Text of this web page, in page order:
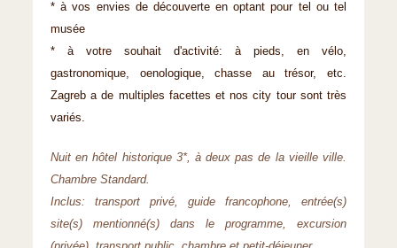
* à vos envies de découverte en optant pour tel ou tel
musée
* à votre souhait d'activité: à pieds, en vélo,
gastronomique, oenologique, chasse au trésor, etc.
Zagreb a de multiples facettes et nos city tour sont très
variés.
Nuit en hôtel historique 3*, à deux pas de la vieille ville.
Chambre Standard.
Inclus: transport privé, guide francophone, entrée(s)
site(s) mentionné(s) dans le programme, excursion